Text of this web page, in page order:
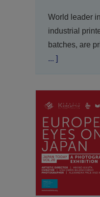
World leader
industrial
batches, are
... ]